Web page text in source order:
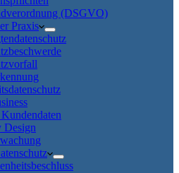
(DSGVO)
Praxis
Design